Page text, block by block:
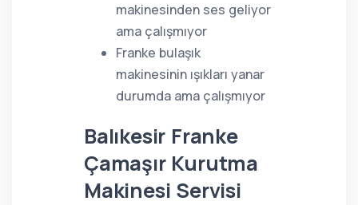
makinesinden ses geliyor
ama çalışmıyor
Franke bulaşık
makinesinin ışıkları yanar
durumda ama çalışmıyor
Balıkesir Franke
Çamaşır Kurutma
Makinesi Servisi